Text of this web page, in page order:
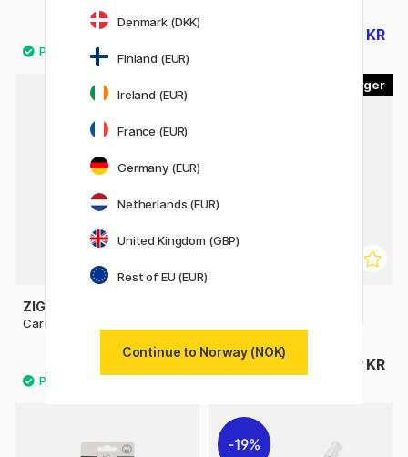
95 KR 108 KR
ZIG KURETAKE
Cartoonist Pen Nib
49 KR
19%
Denmark (DKK)
Finland (EUR)
Ireland (EUR)
France (EUR)
Germany (EUR)
Netherlands (EUR)
United Kingdom (GBP)
Rest of EU (EUR)
Continue to Norway (NOK)